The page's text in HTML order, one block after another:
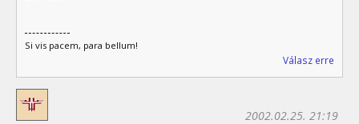
Si vis pacem, para bellum!
Válasz erre
2002.02.25. 21:19